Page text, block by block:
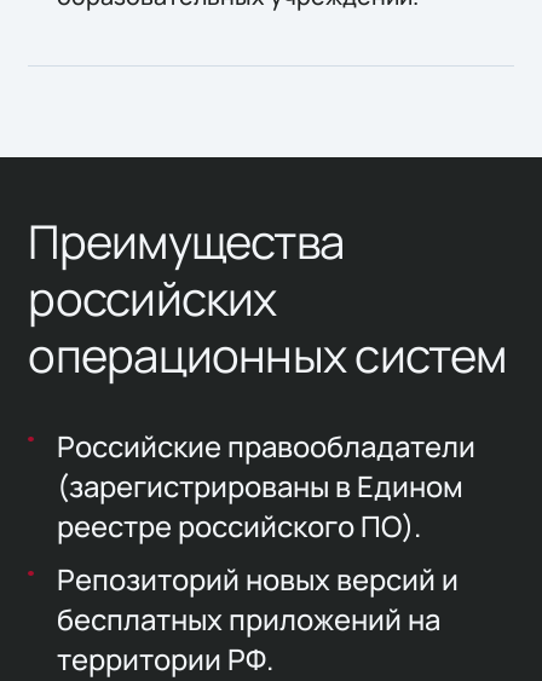
Преимущества
российских
операционных систем
Российские правообладатели
(зарегистрированы в Едином
реестре российского ПО).
Репозиторий новых версий и
бесплатных приложений на
территории РФ.